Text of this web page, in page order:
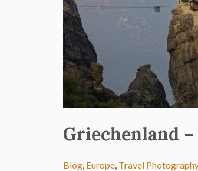
Griechenland
Blog, Europe, Travel